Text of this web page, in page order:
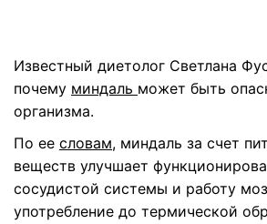
Известный диетолог Светлана
почему миндаль может быть
организма.
По ее словам, миндаль за счет
веществ улучшает
сосудистой системы и работу
употребление до термической